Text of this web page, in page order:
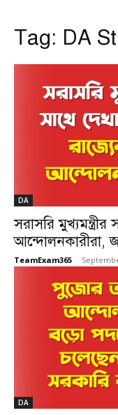
Tag: DA
DA
সরাসরি
আন্দোলনকারীরা,
TeamExam365 -
DA